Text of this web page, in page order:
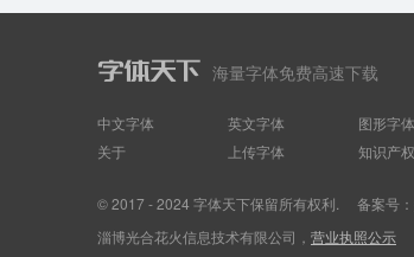
海量字体免费高速下载
中文字体 英文字体 图形字体
关于
上传字体 知识产
© 2017 - 2024 字体天下保留所有权利. 备案号：
淄博光合花火信息技术有限公司， 营业执照公示